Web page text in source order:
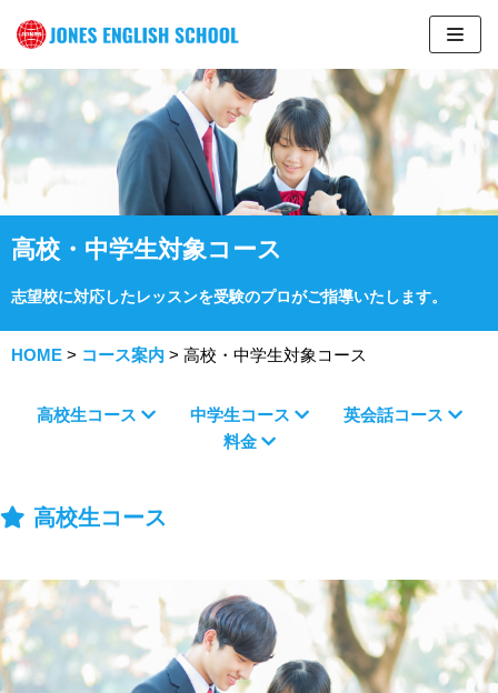
ン
テ
ン
ツ
ス
キ
プ
高校・中学生対象コース
志望校に対応したレッスンを受験のプロがご指導いたします。
HOME > コース案内 > 高校・中学生対象コース
高校生コース 中学生コース
英会話コース
料金
高校生コース